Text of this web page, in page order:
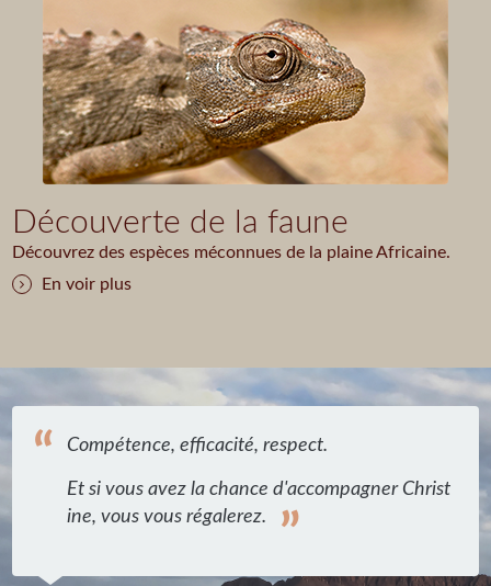
Découverte de la faune
Découvrez des espèces méconnues de la plaine Africaine.
En voir plus
d'accompagner Christ